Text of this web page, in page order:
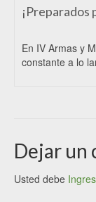
¡Preparados
En IV Armas y
constante a lo
Dejar un
Usted debe